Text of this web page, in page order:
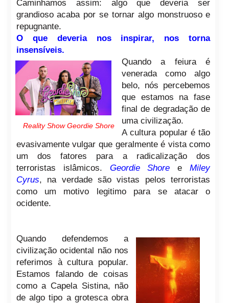
Caminhamos assim: algo que deveria ser
grandioso acaba por se tornar algo monstruoso e
repugnante.
O que deveria nos inspirar, nos torna
insensíveis.
Reality Show Geordie Shore
Quando a feiura é
venerada como algo
belo, nós percebemos
que estamos na fase
final de degradação de
uma civilização.
A cultura popular é tão
evasivamente vulgar que geralmente é vista como
um dos fatores para a radicalização dos
terroristas islâmicos. Geordie Shore eMiley
Cyrus, na verdade são vistas pelos terroristas
como um motivo legitimo para se atacar o
ocidente.
Quando defendemos a
civilização ocidental não nos
referimos à cultura popular.
Estamos falando de coisas
como a Capela Sistina, não
de algo tipo a grotesca obra